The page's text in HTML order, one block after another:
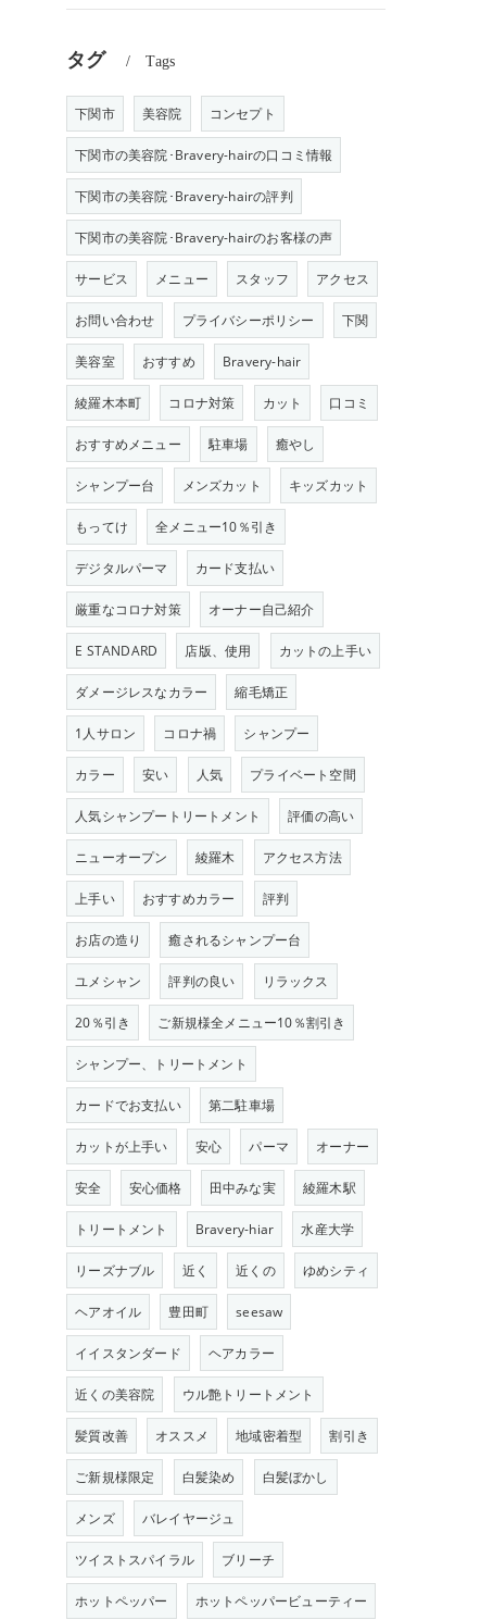
タグ Tags
下関市 美容院 コンセプト
下関市の美容院･Bravery-hairの口コミ情報
下関市の美容院･Bravery-hairの評判
下関市の美容院･Bravery-hairのお客様の声
サービス メニュー スタッフ アクセス
お問い合わせ プライバシーポリシー 下関
美容室 おすすめ Bravery-hair
綾羅木本町 コロナ対策 カット 口コミ
おすすめメニュー 駐車場 癒やし
シャンプー台 メンズカット キッズカット
もってけ 全メニュー10％引き
デジタルパーマ カード支払い
厳重なコロナ対策 オーナー自己紹介
E STANDARD 店版、使用 カットの上手い
ダメージレスなカラー 縮毛矯正
1人サロン コロナ禍 シャンプー
カラー 安い 人気 プライベート空間
人気シャンプートリートメント 評価の高い
ニューオープン 綾羅木 アクセス方法
上手い おすすめカラー 評判
お店の造り 癒されるシャンプー台
ユメシャン 評判の良い リラックス
20％引き ご新規様全メニュー10％割引き
シャンプー、トリートメント
カードでお支払い 第二駐車場
カットが上手い 安心 パーマ オーナー
安全 安心価格 田中みな実 綾羅木駅
トリートメント Bravery-hiar 水産大学
リーズナブル 近く 近くの ゆめシティ
ヘアオイル 豊田町 seesaw
イイスタンダード ヘアカラー
近くの美容院 ウル艶トリートメント
髪質改善 オススメ 地域密着型 割引き
ご新規様限定 白髪染め 白髪ぼかし
メンズ バレイヤージュ
ツイストスパイラル ブリーチ
ホットペッパー ホットペッパービューティー